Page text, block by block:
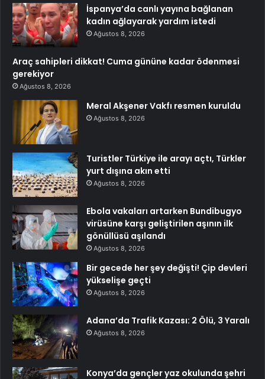
İspanya’da canlı yayına bağlanan
kadın ağlayarak yardım istedi
Ağustos 8, 2026
Araç sahipleri dikkat! Cuma gününe kadar ödenmesi
gerekiyor
Ağustos 8, 2026
Meral Akşener Vakfı resmen kuruldu
Ağustos 8, 2026
Turistler Türkiye ile arayı açtı, Türkler
yurt dışına akın etti
Ağustos 8, 2026
Ebola vakaları artarken Bundibugyo
virüsüne karşı geliştirilen aşının ilk
gönüllüsü aşılandı
Ağustos 8, 2026
Bir gecede her şey değişti! Çip devleri
yükselişe geçti
Ağustos 8, 2026
Adana’da Trafik Kazası: 2 Ölü, 3 Yaralı
Ağustos 8, 2026
Konya’da gençler yaz okulunda şehri